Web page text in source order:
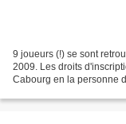
9 joueurs (!) se sont
2009. Les droits
Cabourg en la personne